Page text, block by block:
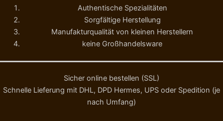
Authentische Spezialitäten
Sorgfältige Herstellung
Manufakturqualität von kleinen Herstellern
keine Großhandelsware
Sicher online bestellen (SSL)
Schnelle Lieferung mit DHL, DPD Hermes, UPS oder Spedition (je
nach Umfang)